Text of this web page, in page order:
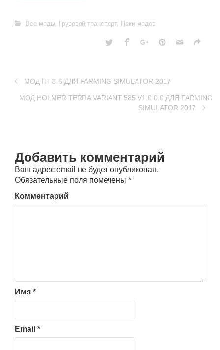
Все моды, Грузовой транспорт, Паки модов
МОД ПТС-6 ДЛЯ FARMING SIMULATOR 2017
МОД HOLMER TERRA VARIANT 585 V1.0.0.0 ДЛЯ FARMING
SIMULATOR 2017
Добавить комментарий
Ваш адрес email не будет опубликован.
Обязательные поля помечены *
Комментарий
Имя *
Email *